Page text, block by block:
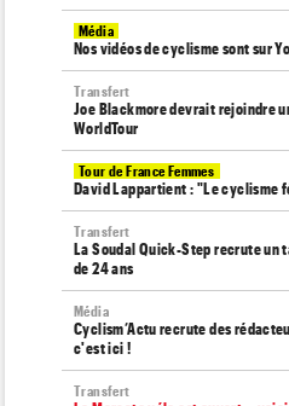
Média
Nos vidéos de cyclisme sont sur
Transfert
Joe Blackmore devrait rejoindre
WorldTour
Tour de France Femmes
David Lappartient : "Le cyclisme
Transfert
La Soudal Quick-Step recrute un
de 24 ans
Média
Cyclism’Actu recrute des
c'est ici !
Transfert